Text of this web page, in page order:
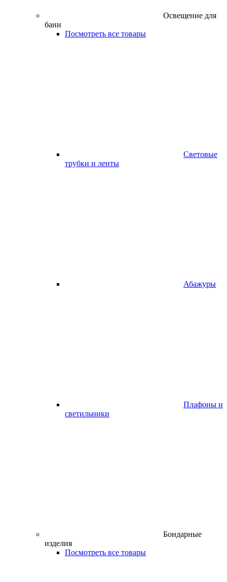
Освещение для
бани
Посмотреть все товары
Световые
трубки и ленты
Абажуры
Плафоны и
светильники
Бондарные
изделия
Посмотреть все товары